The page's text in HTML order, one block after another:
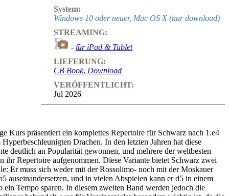
System:
Windows 10 oder neuer, Mac OS X (nur download)
STREAMING:
- für iPad & Tablet
LIEFERUNG:
CB Book, Download
VERÖFFENTLICHT:
Jul 2026
Kurs präsentiert ein komplettes Repertoire für Schwarz nach 1.e4
Drachen. In den letzten Jahren hat diese
deutlich an Popularität gewonnen, und mehrere der weltbesten
ihr Repertoire aufgenommen. Diese Variante bietet Schwarz zwei
Er muss sich weder mit der Rossolimo- noch mit der Moskauer
auseinandersetzen, und in vielen Abspielen kann er d5 in einem
ein Tempo sparen. In diesem zweiten Band werden jedoch die